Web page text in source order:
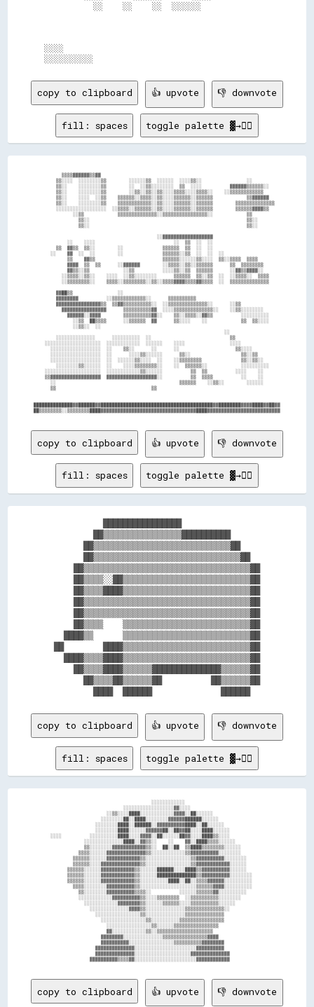
          ░░    ░░    ░░  ░░░░░░
░░░░
copy to clipboard 👍 upvote 👎 downvote
fill: spaces toggle palette ▓→✊🏽
          ▒▒▒▒▓▓▓▓▓▓▒▒▓▓
        ▒▒░░░░  ░░░░░░░░▒▒        ░░░░░░▒▒  ░░░░░░  ░░░░▒▒░░                ░░
        ▒▒░░    ░░░░░░░░▒▒        ░░  ░░▒▒░░░░░░░░  ▒▒  ░░░░          ▓▓▓▓▓▓▒▒▒▒▒▒░░
        ▒▒░░    ░░░░░░░░▒▒        ░░▒▒░░▒▒░░▒▒░░░░▒▒▒▒░░░░▒▒▒▒░░    ░░▒▒▒▒▒▒▒▒▒▒▒▒
        ▒▒░░    ░░░░  ░░▒▒    ▒▒▒▒▒▒░░▒▒▒▒░░▒▒░░░░▒▒▒▒▒▒░░▒▒▒▒▒▒            ▒▒▓▓▓▓▓▓
        ▒▒░░    ░░░░░░░░▒▒    ▒▒▒▒▒▒▒▒▒▒▒▒░░▒▒░░░░▒▒▒▒▒▒░░▒▒▒▒▒▒        ▒▒▒▒▒▒▒▒▒▒▒▒▒▒
        ░░░░░░░░░░░░░░░░░░  ░░▒▒▒▒░░▒▒▒▒▒▒░░▒▒░░░░▒▒▒▒▒▒░░▒▒▒▒▒▒        ▒▒▒▒▒▒▓▓▓▓▒▒
              ░░▒▒            ▒▒▒▒▒▒▒▒▒▒▒▒▒▒░░▒▒▒▒▒▒▒▒▒▒▒▒▒▒▒▒░░            ▒▒
                ▒▒░░                                                        ▒▒░░
                ▒▒░░                                                        ▒▒░░
                                            ░░▓▓▓▓▓▓▓▓▓▓▓▓▓▓▓▓▓▓
            ░░    ░░░░                            ░░  ▒▒  ░░  ░░
        ▒▒  ▓▓▒▒  ▒▒░░        ░░              ▒▒▒▒▒▒  ▒▒  ░░  ░░
      ░░    ▓▓  ░░  ░░        ░░              ▒▒▒▒▒▒░░▒▒  ░░  ░░  ░░
            ▒▒    ▓▓▒▒                        ▒▒▒▒▒▒░░░░░░▒▒░░░░  ▒▒░░▒▒▒▒  ▒▒▒▒
            ▓▓▓▓  ▒▒  ▒▒      ░░▓▓▓▓▓▓        ░░▒▒▒▒░░▒▒░░▒▒▒▒▒▒      ▒▒  ▒▒▒▒▒▒▒▒
            ▓▓▒▒░░▒▒            ░░▒▒          ░░░░▒▒░░▒▒  ▒▒▒▒▒▒      ░░▓▓▒▒▓▓▓▓░░
          ░░▒▒▒▒░░▒▒░░    ░░░░  ░░▒▒░░░░░░░░      ▒▒▒▒▒▒  ▒▒░░▒▒  ░░  ░░▒▒▒▒░░  ▒▒▒▒
          ░░▒▒▒▒▒▒▒▒░░    ▒▒▒▒░░▒▒▒▒▒▒▒▒░░▒▒░░▒▒▒▒▓▓▓▓▒▒▒▒▓▓▒▒▒▒  ░░  ▒▒▒▒▒▒▒▒▒▒▒▒▒▒
        ▓▓██▒▒                ░░
        ▓▓▓▓▓▓▓▓          ░░▒▒▒▒▒▒▒▒▒▒▒▒░░      ▒▒▒▒▒▒▒▒▒▒
        ▓▓▓▓▓▓▓▓▓▓▓▓▓▓▓▓▒▒  ▒▒▓▓▒▒▒▒▒▒▒▒▒▒░░  ░░▒▒▒▒▒▒▒▒▒▒▒▒▒▒░░      ░░▒▒
          ▓▓▓▓▓▓▓▓▓▓▓▓▓▓▓▓      ▒▒▒▒▒▒▒▒▒▒▓▓  ░░░░▒▒▒▒▒▒▒▒▒▒▒▒▒▒░░    ░░▒▒░░░░░░░░
            ▓▓▓▓▓▓░░▓▓▓▓        ▒▒▒▒▒▒▒▒▒▒▓▓░░    ▒▒░░▒▒▒▒░░▓▓▒▒          ░░░░░░░░░░
              ░░▒▒  ██▒▒▒▒      ░░▒▒▒▒▒▒  ▓▓      ▒▒░░░░    ░░            ▒▒  ▒▒░░░░
              ░░▒▒░░  ░░
                                                                    ░░
        ░░░░░░░░░░░░░░      ░░░░░░░░░░  ░░                            ▒▒
    ░░░░░░░░░░░░░░░░░░░░  ░░░░░░░░░░░░  ░░░░░░    ░░░░                ░░░░
      ░░░░░░░░░░░░░░░░░░  ░░    ▒▒░░      ░░      ░░                    ▒▒░░░░
      ░░░░░░░░░░░░░░░░░░  ░░      ░░░░▒▒░░░░░░      ▒▒░░                  ▒▒░░▒▒
      ░░░░░░░░░░░░░░░░░░  ░░  ░░░░░░▒▒░░░░  ░░    ░░▒▒▒▒▒▒▒▒              ▒▒░░▒▒░░
        ░░░░░░░░▒▒░░░░░░  ░░    ░░░░▒▒▒▒▒▒▒▒░░    ░░  ▒▒▒▒▒▒░░            ░░░░░░░░░░
    ░░░░░░░░░░░░░░░░░░░░  ░░░░░░░░░░░░▒▒░░░░░░          ▒▒  ▒▒          ░░░░    ░░
    ▒▒▓▓▓▓▓▓▓▓▓▓▓▓▓▓▓▓▓▓  ▓▓▓▓▓▓▓▓▓▓▓▓▓▓▓▓▓▓░░          ▒▒  ▒▒▒▒          ░░    ░░
      ░░                                            ▒▒▒▒▒▒    ░░▒▒░░        ░░░░░░
      ▒▒                                  ▒▒
██████████████▓▓██████▓▓████████████████████████████████████████▓▓████████▓▓▓▓████▓▓██▓▓
copy to clipboard 👍 upvote 👎 downvote
fill: spaces toggle palette ▓→✊🏽
        ██▒▒▒▒▒▒▒▒▒▒▒▒▒▒▒▒██████████
      ██▒▒▒▒▒▒▒▒▒▒▒▒▒▒▒▒▒▒▒▒▒▒▒▒▒▒▒▒██
      ██▒▒▒▒▒▒▒▒▒▒▒▒▒▒▒▒▒▒▒▒▒▒▒▒▒▒▒▒▒▒██
    ██▒▒▒▒▒▒▒▒▒▒▒▒▒▒▒▒▒▒▒▒▒▒▒▒▒▒▒▒▒▒▒▒▒▒██
    ██▒▒▒▒░░██▒▒▒▒▒▒▒▒▒▒▒▒▒▒▒▒▒▒▒▒▒▒▒▒▒▒██
    ██▒▒▒▒████▒▒▒▒▒▒▒▒▒▒▒▒▒▒▒▒▒▒▒▒▒▒▒▒▒▒██
    ██▒▒▒▒▒▒▒▒▒▒▒▒▒▒▒▒▒▒▒▒▒▒▒▒▒▒▒▒▒▒▒▒▒▒██
    ██▒▒▒▒▒▒▒▒▒▒▒▒▒▒▒▒▒▒▒▒▒▒▒▒▒▒▒▒▒▒▒▒▒▒██
    ██▒▒▒▒    ▒▒▒▒▒▒▒▒▒▒▒▒▒▒▒▒▒▒▒▒▒▒▒▒▒▒██
  ████▒▒      ▒▒▒▒▒▒▒▒▒▒▒▒▒▒▒▒▒▒▒▒▒▒▒▒▒▒██
██        ████▒▒▒▒▒▒▒▒▒▒▒▒▒▒▒▒▒▒▒▒▒▒▒▒▒▒██
  ████▒▒▒▒████▒▒▒▒▒▒▒▒▒▒▒▒▒▒▒▒▒▒▒▒▒▒▒▒▒▒██
    ██▒▒▒▒████▒▒▒▒▒▒██████████████▒▒▒▒▒▒██
      ██▒▒▒▒██▒▒▒▒▒▒██          ██▒▒▒▒▒▒██
copy to clipboard 👍 upvote 👎 downvote
fill: spaces toggle palette ▓→✊🏽
                                          ░░░░░░░░░░░░
                                ░░░░░░░░░░░░░░░░░░▓▓░░░░
                          ░░▒▒░░░░████░░░░░░░░░░░░▓▓▓▓░░██░░░░░░
                        ░░░░░░░░██░░████░░░░░░░░▓▓▓▓▓▓██████░░░░░░
                      ░░░░░░░░████░░██████░░▓▓▓▓▓▓▓▓▓▓████░░██░░░░░░
                      ░░░░░░░░████░░░░░░▓▓▓▓▓▓██░░██▓▓██░░░░████░░░░░░
      ░░░░          ░░░░░░░░░░████░░░░▓▓▓▓░░██░░░░░░██▓▓░░░░████▒▒░░░░
                  ░░░░░░░░░░░░░░████░░▓▓▒▒░░    ░░    ▓▓░░████▒▒▒▒░░░░░░
                  ▒▒░░░░░░░░▓▓▓▓▓▓▓▓▓▓▓▓▒▒░░  ██░░██  ▒▒████▒▒▒▒▒▒▒▒░░░░░░
                ▒▒▒▒░░░░░░▓▓▓▓▓▓▓▓▓▓▓▓▓▓▒▒░░░░░░░░░░░░▒▒▓▓▓▓▓▓▓▓▓▓░░░░░░░░
              ▒▒▒▒▒▒░░░░░░▓▓▓▓▓▓▓▓▓▓▓▓▒▒░░░░░░░░░░░░░░░░▒▒▓▓▓▓▓▓▓▓▓▓░░░░░░░░
              ▒▒▒▒▒▒░░░░▓▓▓▓▓▓▓▓▓▓▓▓▓▓▒▒░░░░░░░░░░░░░░░░▒▒▓▓▓▓▓▓▓▓▓▓▓▓░░░░░░
            ▒▒▒▒▒▒░░░░░░▓▓▓▓▓▓▓▓▓▓▓▓▒▒░░░░░░██████░░░░████▒▒▓▓▓▓▓▓▓▓▓▓░░░░░░
            ▒▒▒▒▒▒░░░░░░▓▓▓▓▓▓▓▓▓▓▓▓▒▒░░░░░░██████████████▒▒▓▓▓▓▓▓▓▓▓▓░░░░░░░░
            ▒▒▒▒▒▒░░░░░░▓▓▓▓▓▓▓▓▓▓▓▓▒▒░░░░░░░░░░████░░██░░▒▒▒▒▓▓▓▓▓▓░░░░░░░░░░
              ▒▒▒▒░░░░░░░░▓▓▓▓▓▓▓▓▓▓▒▒░░░░░░░░░░░░░░░░░░░░▒▒▒▒▒▒▓▓▓▓░░░░░░░░░░
                ▒▒░░░░░░░░▓▓▓▓▓▓▓▓▓▓▒▒▒▒░░          ░░░░░░▒▒▒▒▒▒▓▓░░░░░░░░░░
                ░░░░░░░░░░░░▓▓▓▓▓▓▓▓▓▓▒▒░░░░▒▒▒▒▒▒▒▒  ░░▒▒▒▒▒▒▒▒▒▒░░░░░░░░
                  ░░░░░░░░░░░░▓▓▓▓▓▓▓▓▒▒░░░░░░▒▒▒▒▒▒░░░░▒▒▒▒▒▒▒▒▒▒░░░░░░
                    ░░░░░░░░░░░░░░▓▓▓▓▒▒░░░░░░░░░░░░░░▒▒▒▒▒▒▒▒▒▒▒▒▒▒░░
                      ░░░░░░░░░░░░░░░░▒▒░░░░░░░░░░░░░░▒▒▒▒▒▒▒▒▒▒▒▒▒▒
                        ░░░░░░░░░░░░░░░░▒▒░░░░░░░░░░▒▒▒▒▒▒▒▒▒▒▒▒▒▒▒▒
                          ░░░░░░░░░░░░░░░░▒▒░░░░░░▒▒▒▒▒▒▒▒▒▒▒▒▒▒▒▒
                          ▓▓░░░░░░░░░░░░▒▒░░▒▒▒▒▒▒▒▒▒▒▒▒▒▒▒▒▒▒▒▒
                        ▓▓▓▓▓▓▓▓░░░░░░░░░░░░░░▒▒▒▒▒▒▒▒▒▒▒▒▒▒▒▒▓▓▓▓
                        ▓▓▓▓▓▓▓▓▓▓░░░░░░░░░░░░░░░░▒▒▒▒▒▒▒▒▒▒▓▓▓▓▓▓▓▓
                      ▓▓▓▓▓▓▓▓▓▓▓▓▓▓░░░░░░░░░░░░░░░░░░░░░░▓▓▓▓▓▓▓▓▓▓
                      ▓▓▓▓▓▓▓▓▓▓▓▓▓▓░░░░░░░░░░░░░░░░░░░░▓▓▓▓▓▓▓▓▓▓▓▓▓▓
copy to clipboard 👍 upvote 👎 downvote